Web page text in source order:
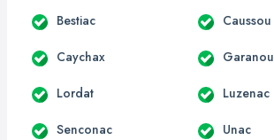
Bestiac Caussou
Caychax Garanou
Lordat Luzenac
Senconac Unac